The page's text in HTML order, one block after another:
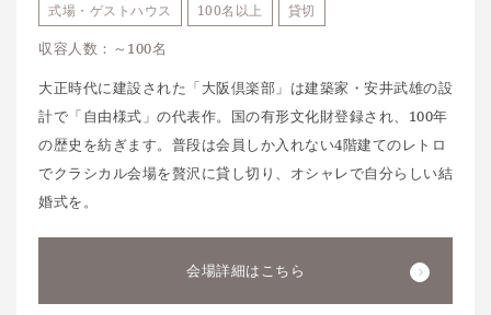
式場・ゲストハウス 100名以上 貸切
収容人数：～100名
大正時代に建設された「大阪倶楽部」は建築家・安井武雄の設
計で「自由様式」の代表作。国の有形文化財登録され、100年
の歴史を紡ぎます。普段は会員しか入れない4階建てのレトロ
でクラシカル会場を贅沢に貸し切り、オシャレで自分らしい結
婚式を。
会場詳細はこちら